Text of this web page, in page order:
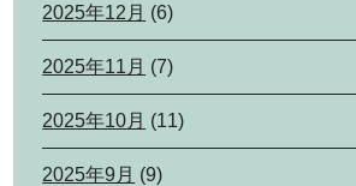
2025年12月 (6)
2025年11月 (7)
2025年10月 (11)
2025年9月 (9)